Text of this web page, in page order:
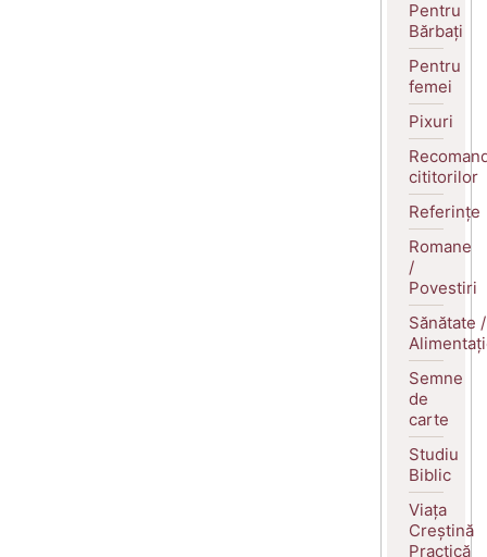
Pentru
Bărbați
Pentru
femei
Pixuri
cititorilor
Referințe
Romane
/
Povestiri
Sănătate /
Semne
de
carte
Studiu
Biblic
Viața
Creștină
Practică